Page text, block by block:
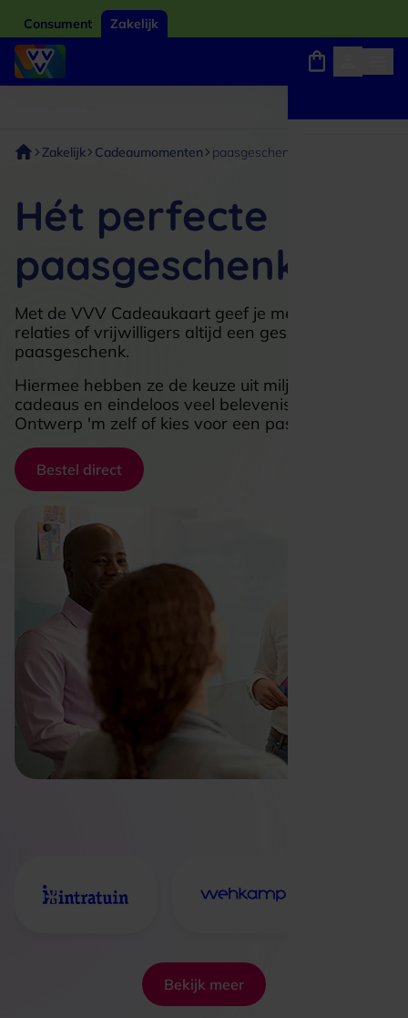
Consument Zakelijk
Zakelijk Cadeaumomenten paasgeschenk
Hét perfecte
paasgeschenk
Met de VVV Cadeaukaart geef je medewerkers,
relaties of vrijwilligers altijd een geschikt
paasgeschenk.
Hiermee hebben ze de keuze uit miljoenen
cadeaus en eindeloos veel belevenissen.
Ontwerp 'm zelf of kies voor een passend thema.
Bestel direct
Bekijk meer